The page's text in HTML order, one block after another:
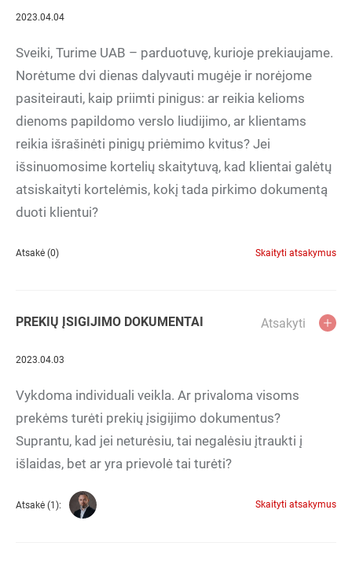
2023.04.04
Sveiki, Turime UAB – parduotuvę, kurioje prekiaujame.
Norėtume dvi dienas dalyvauti mugėje ir norėjome
pasiteirauti, kaip priimti pinigus: ar reikia kelioms
dienoms papildomo verslo liudijimo, ar klientams
reikia išrašinėti pinigų priėmimo kvitus? Jei
išsinuomosime kortelių skaitytuvą, kad klientai galėtų
atsiskaityti kortelėmis, kokį tada pirkimo dokumentą
duoti klientui?
Atsakė (0) Skaityti atsakymus
PREKIŲ ĮSIGIJIMO DOKUMENTAI Atsakyti
2023.04.03
Vykdoma individuali veikla. Ar privaloma visoms
prekėms turėti prekių įsigijimo dokumentus?
Suprantu, kad jei neturėsiu, tai negalėsiu įtraukti į
išlaidas, bet ar yra prievolė tai turėti?
Atsakė (1): Skaityti atsakymus